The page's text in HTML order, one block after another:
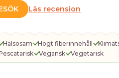
Läs recension
Hälsosam Högt fiberinnehåll
Vegansk Vegetarisk